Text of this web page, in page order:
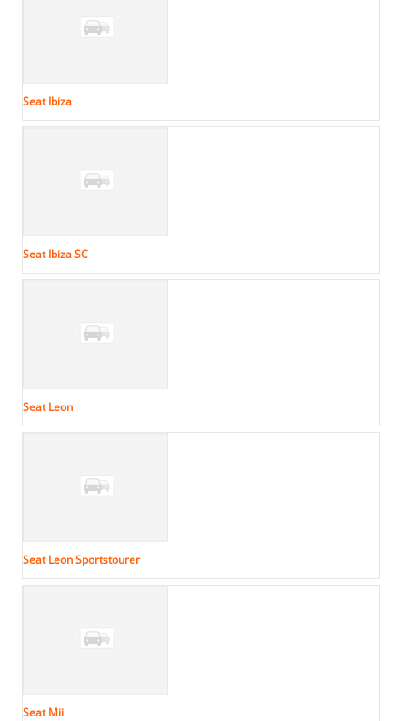
Seat Ibiza
Seat Ibiza SC
Seat Leon
Seat Leon Sportstourer
Seat Mii